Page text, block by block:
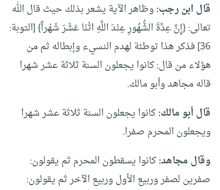
قال ابن رجب:وظاهر الآية يشعر بذلك حيث قال الله
تعالى: {إِنَّ عِدَّةَ الشُّهُورِ عِنْدَ اللَّهِ اثْنَا عَشَرَ شَهْراً} [التوبة:
36] فذكر هذا توطئة لهدم النسيء وإبطاله ثم من
هؤلاء من قال: كانوا يجعلون السنة ثلاثة عشر شهرا
قاله مجاهد وأبو مالك.
قال أبو مالك:كانوا يجعلون السنة ثلاثة عشر شهرا
ويجعلون المحرم صفرا.
وقال مجاهد:كانوا يسقطون المحرم ثم يقولون:
صفرين لصفر وربيع الأول وربيع الآخر ثم يقولون: